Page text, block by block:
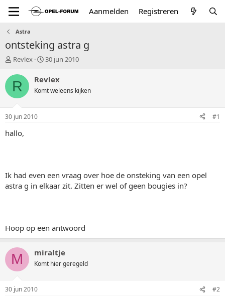
Aanmelden Registreren
Astra
ontsteking astra g
T
p
t
a
r
Revlex
S
a
t
30 jun 2010
R Revlex
Komt weleens kijken
30 jun 2010 #1
hallo,
Ik had even een vraag over hoe de onsteking van een opel
astra g in elkaar zit. Zitten er wel of geen bougies in?
Hoop op een antwoord
M miraltje
Komt hier geregeld
30 jun 2010 #2